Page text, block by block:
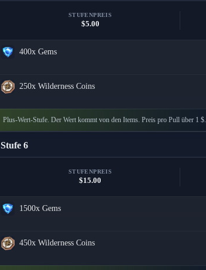
STUFENPREIS
$5.00
400x Gems
250x Wilderness Coins
Plus-Wert-Stufe. Der Wert kommt von den Items. Preis pro Pull über 1 $.
Stufe 6
STUFENPREIS
$15.00
1500x Gems
450x Wilderness Coins